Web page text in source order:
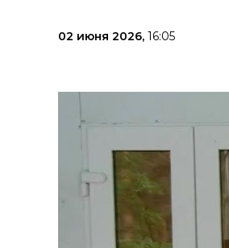
02 июня 2026, 16:05